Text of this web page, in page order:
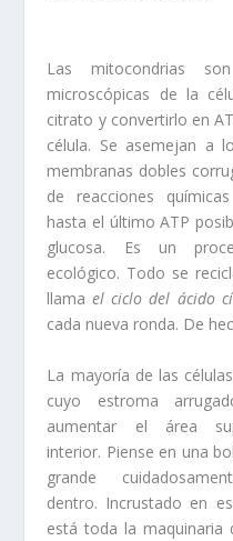
Las mitocondrias
microscópicas de la
citrato y convertirlo en
célula. Se asemejan a
membranas dobles
de reacciones
hasta el último ATP
glucosa. Es un
ecológico. Todo se
llamael ciclo del ácido
cada nueva ronda. De
La mayoría de las
cuyo estroma
aumentar el área
interior. Piense en una
grande
dentro. Incrustado en
está toda la maquinaria